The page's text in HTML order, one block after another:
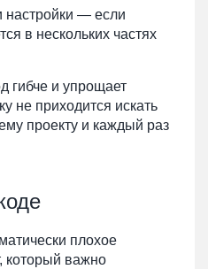
настройки — если
в нескольких частях
гибче и упрощает
не приходится искать
проекту и каждый раз
плохое
который важно